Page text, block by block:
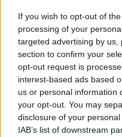
If you wish to opt-out of
processing of your
targeted advertising by
section to confirm your
opt-out request is
interest-based ads based
us or personal information
your opt-out. You may
disclosure of your
IAB’s list of downstream
El estreno mundial
Mientras, el ruido ya
Medidor de hype
Nivel de hype: 8/10.
química, el equipo